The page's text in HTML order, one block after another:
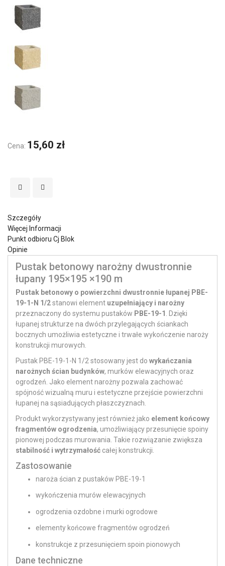
Cena: 15,60 zł
Szczegóły
Więcej Informacji
Punkt odbioru Cj Blok
Opinie
Pustak betonowy narożny dwustronnie
łupany 195×195 ×190 m
Pustak betonowy o powierzchni dwustronnie łupanej PBE-
19-1-N 1/2stanowi element uzupełniający i narożny
przeznaczony do systemu pustaków PBE-19-1 . Dzięki
łupanej strukturze na dwóch przylegających ściankach
bocznych umożliwia estetyczne i trwałe wykończenie naroży
konstrukcji murowych.
Pustak PBE-19-1-N 1/2 stosowany jest do wykańczania
narożnych ścian budynków, murków elewacyjnych oraz
ogrodzeń. Jako element narożny pozwala zachować
spójność wizualną muru i estetyczne przejście powierzchni
łupanej na sąsiadujących płaszczyznach.
Produkt wykorzystywany jest również jako element końcowy
fragmentów ogrodzenia, umożliwiający przesunięcie spoiny
pionowej podczas murowania. Takie rozwiązanie zwiększa
stabilność i wytrzymałość całej konstrukcji.
Zastosowanie
naroża ścian z pustaków PBE-19-1
wykończenia murów elewacyjnych
ogrodzenia ozdobne i murki ogrodowe
elementy końcowe fragmentów ogrodzeń
konstrukcje z przesunięciem spoin pionowych
Dane techniczne